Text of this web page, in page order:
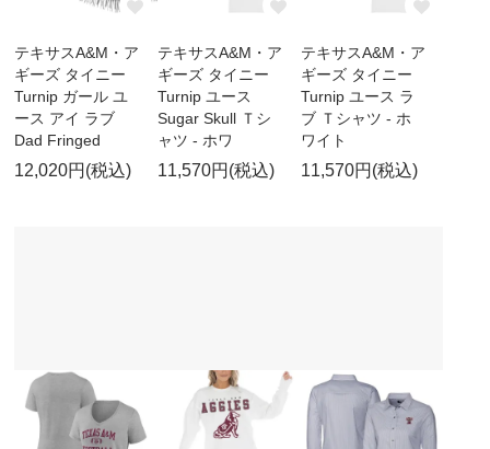
テキサスA&M・ア
ギーズ タイニー
Turnip ガール ユ
ース アイ ラブ
Dad Fringed
12,020円(税込)
テキサスA&M・ア
ギーズ タイニー
Turnip ユース
Sugar Skull Ｔシ
ャツ - ホワ
11,570円(税込)
テキサスA&M・ア
ギーズ タイニー
Turnip ユース ラ
ブ Ｔシャツ - ホ
ワイト
11,570円(税込)